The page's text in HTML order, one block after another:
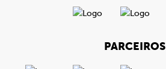
PARCEIROS